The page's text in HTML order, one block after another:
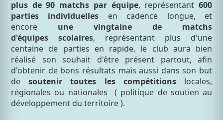
plus de 90 matchs par équipe, représentant600
parties individuelles en cadence longue, et
encore une vingtaine de matchs
d'équipes scolaires, représentant plus d'une
centaine de parties en rapide, le club aura bien
réalisé son souhait d'être présent partout, afin
d'obtenir de bons résultats mais aussi dans son but
desoutenir toutes les compétitions locales,
régionales ou nationales
( politique de soutien au
développement du territoire ).